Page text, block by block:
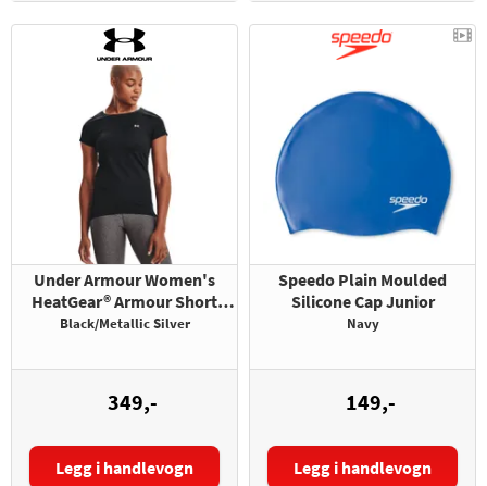
Under Armour Women's
HeatGear® Armour Short
Sleeve
Black/Metallic Silver
349,-
Størrelse:
Legg i handlevogn
Speedo Plain Moulded
Silicone Cap Junior
Navy
149,-
Legg i handlevogn